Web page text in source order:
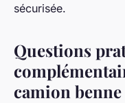
sécurisée.
Questions
camion benne